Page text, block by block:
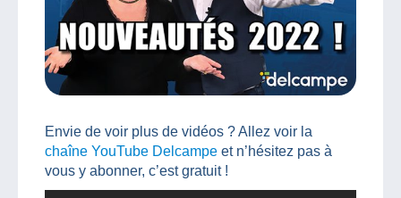
Envie de voir plus de vidéos ? Allez voir la
chaîne YouTube Delcampe et n’hésitez pas à
vous y abonner, c’est gratuit !